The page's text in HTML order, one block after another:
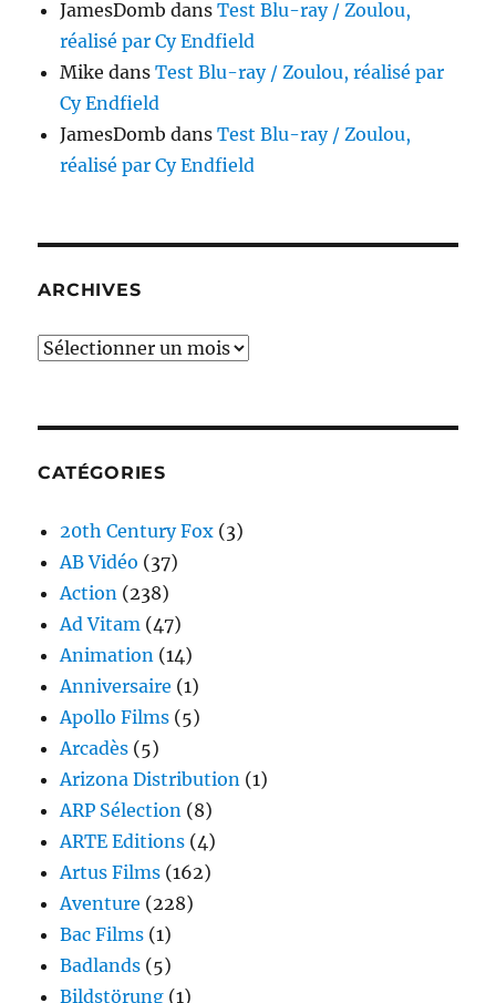
JamesDomb dansTest Blu-ray / Zoulou,
réalisé par Cy Endfield
Mike dansTest Blu-ray / Zoulou, réalisé par
Cy Endfield
JamesDomb dansTest Blu-ray / Zoulou,
réalisé par Cy Endfield
ARCHIVES
Archives
CATÉGORIES
20th Century Fox (3)
AB Vidéo (37)
Action (238)
Ad Vitam (47)
Animation (14)
Anniversaire (1)
Apollo Films (5)
Arcadès (5)
Arizona Distribution (1)
ARP Sélection (8)
ARTE Editions (4)
Artus Films (162)
Aventure (228)
Bac Films (1)
Badlands (5)
Bildstörung (1)